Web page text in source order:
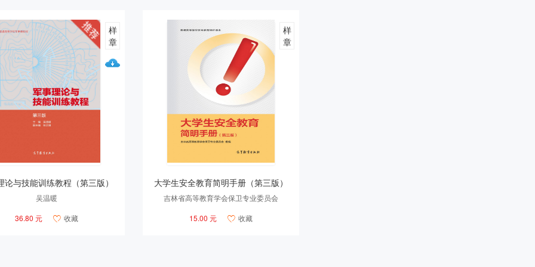
论与技能训练教程（第三版）
吴温暖
36.80 元
 收藏
样
章
大学生安全教育简明手册（第三版）
吉林省高等教育学会保卫专业委员会
15.00 元
 收藏
样
章